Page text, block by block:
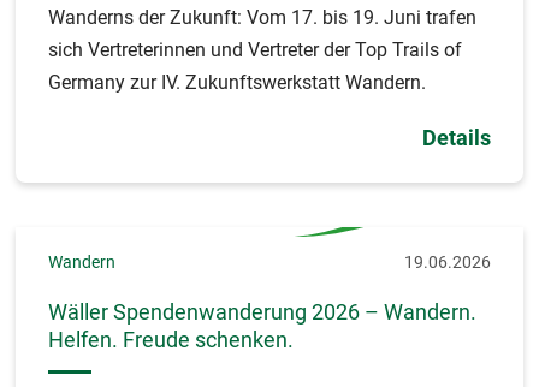
Wanderns der Zukunft: Vom 17. bis 19. Juni trafen
sich Vertreterinnen und Vertreter der Top Trails of
Germany zur IV. Zukunftswerkstatt Wandern.
Details
Wandern 19.06.2026
Wäller Spendenwanderung 2026 – Wandern.
Helfen. Freude schenken.